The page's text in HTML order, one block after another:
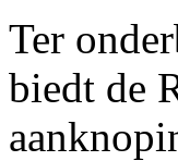
Ter
biedt de